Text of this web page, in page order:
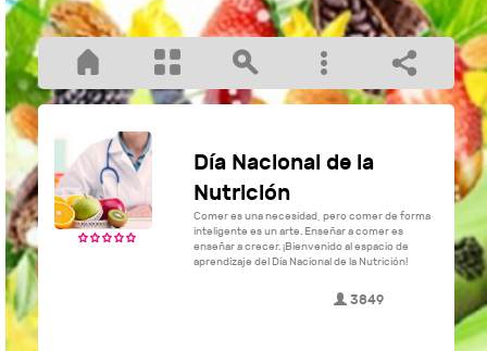
Día Nacional de la
Nutrición
Comer es una necesidad, pero comer de forma
inteligente es un arte. Enseñar a comer es
enseñar a crecer. ¡Bienvenido al espacio de
aprendizaje del Día Nacional de la Nutrición!
3849